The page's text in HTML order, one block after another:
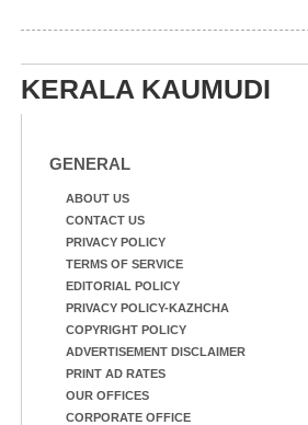
KERALA KAUMUDI
GENERAL
ABOUT US
CONTACT US
PRIVACY POLICY
TERMS OF SERVICE
EDITORIAL POLICY
PRIVACY POLICY-KAZHCHA
COPYRIGHT POLICY
ADVERTISEMENT DISCLAIMER
PRINT AD RATES
OUR OFFICES
CORPORATE OFFICE